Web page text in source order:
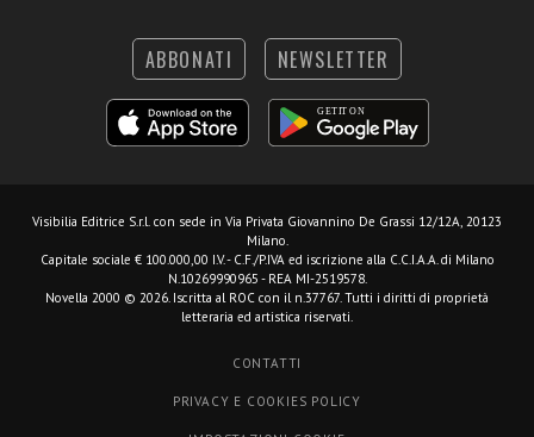
ABBONATI NEWSLETTER
Visibilia Editrice S.r.l. con sede in Via Privata Giovannino De Grassi 12/12A, 20123
Milano.
Capitale sociale € 100.000,00 I.V. - C.F./P.IVA ed iscrizione alla C.C.I.A.A. di Milano
N.10269990965 - REA MI-2519578.
Novella 2000 © 2026. Iscritta al ROC con il n.37767. Tutti i diritti di proprietà
letteraria ed artistica riservati.
CONTATTI
PRIVACY E COOKIES POLICY